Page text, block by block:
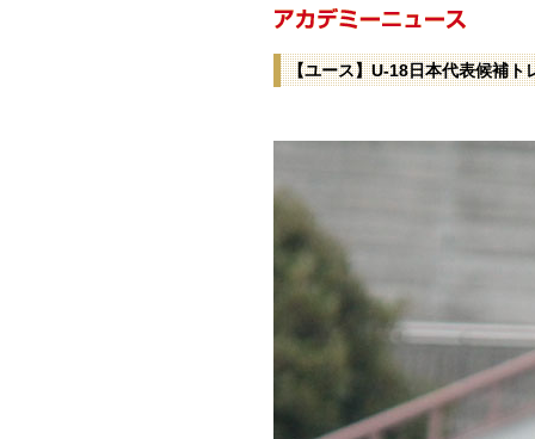
【ユース】U-18日本代表候補ト